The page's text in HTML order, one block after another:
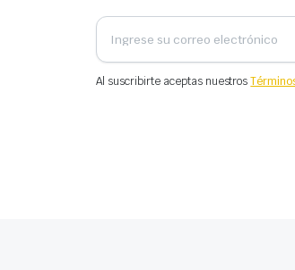
Al suscribirte aceptas nuestros